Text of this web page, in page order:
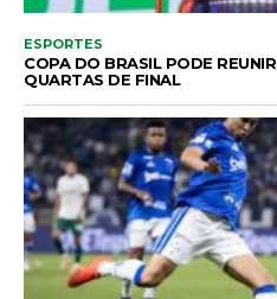
ESPORTES
COPA DO BRASIL PODE
QUARTAS DE FINAL